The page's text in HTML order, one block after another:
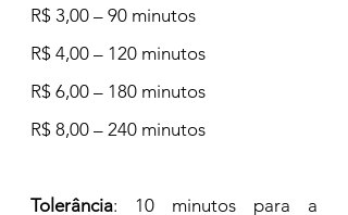
R$ 3,00 – 90 minutos
R$ 4,00 – 120 minutos
R$ 6,00 – 180 minutos
R$ 8,00 – 240 minutos
Tolerância: 10 minutos para a